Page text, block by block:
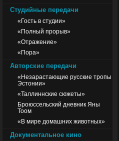
Студийные передачи
«Гость в студии»
«Полный прорыв»
«Отражение»
«Пора»
Авторские передачи
«Незарастающие русские тропы
Эстонии»
«Таллиннские сюжеты»
Броюссельский дневник Яны
Тоом
«В мире домашних животных»
Документальное кино